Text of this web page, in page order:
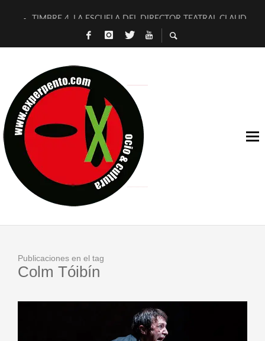
TIMBRE 4, LA ESCUELA DEL DIRECTOR TEATRAL CLAUDIO
30 AÑOS (NO ES NADA) DE LA KATARSIS DEL TOMATAZO
D’BALDOMEROS REINVENTAN [BITÁCORA 3.0] EN EXVITA
MARSHALL FLASH PRESENTA EN EXVITA [RELATIVA
JOFRE BARDAGÍ EN EXVITA INTERPRETANDO A SERRAT
YORCH PRESENTA [CURSO DE ARMONÍA PERSECUTORIA]
MAGALÍ SARE NOS EXPLICA [DESCASADA]
«NO TENGO PUTOS SUEÑOS»
Publicaciones en el tag
Colm Tóibín